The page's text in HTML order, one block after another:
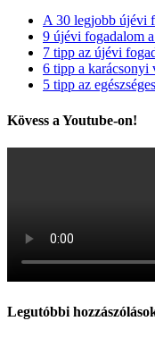
A 30 legjobb újévi
9 újévi fogadalom
7 tipp az újévi
6 tipp a karácsonyi
5 tipp az
Kövess a Youtube-on!
Legutóbbi